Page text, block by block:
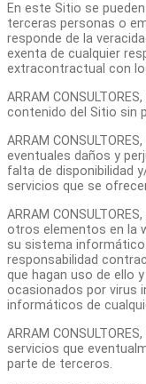
En este Sitio se
terceras personas o
responde de la
exenta de cualquier
extracontractual con
ARRAM
contenido del Sitio sin
ARRAM
eventuales daños y
falta de disponibilidad
servicios que se
ARRAM
otros elementos en la
su sistema informático.
responsabilidad
que hagan uso de ello
ocasionados por virus
informáticos de
ARRAM
servicios que
parte de terceros.